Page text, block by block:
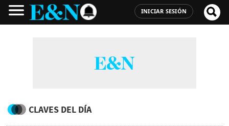
INICIAR SESIÓN
CLAVES DEL DÍA